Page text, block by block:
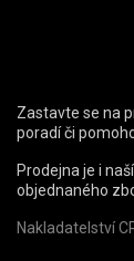
Zastavte se na
poradí či
Prodejna je i
objednaného
Nakladatelství